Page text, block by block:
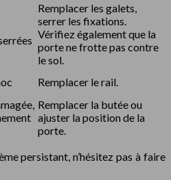
Remplacer les galets,
serrer les fixations.
Vérifiez également que la
porte ne frotte pas contre
le sol.
Remplacer le rail.
Remplacer la butée ou
ajuster la position de la
porte.
persistant, n’hésitez pas à faire